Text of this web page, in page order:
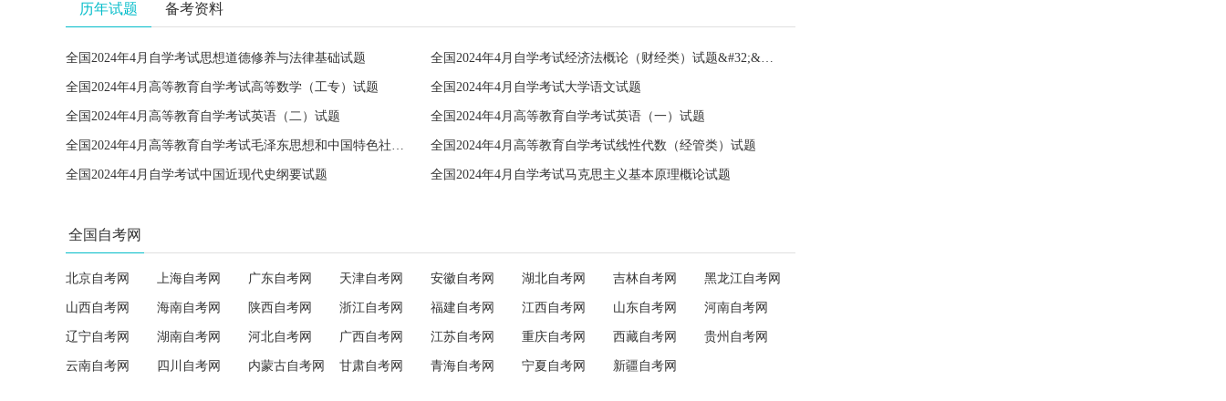
历年试题 备考资料
全国2024年4月自学考试思想道德修养与法律基础试题 全国2024年4月自学考试经济法概论（财经类）试题&#32;&#32;
全国2024年4月高等教育自学考试高等数学（工专）试题 全国2024年4月自学考试大学语文试题
全国2024年4月高等教育自学考试英语（二）试题 全国2024年4月高等教育自学考试英语（一）试题
全国2024年4月高等教育自学考试毛泽东思想和中国特色社会主义理论体系概论试题 全国2024年4月高等教育自学考试线性代数（经管类）试题
全国2024年4月自学考试中国近现代史纲要试题 全国2024年4月自学考试马克思主义基本原理概论试题
全国自考网
北京自考网 上海自考网 广东自考网 天津自考网 安徽自考网 湖北自考网 吉林自考网 黑龙江自考网
山西自考网 海南自考网 陕西自考网 浙江自考网 福建自考网 江西自考网 山东自考网 河南自考网
辽宁自考网 湖南自考网 河北自考网 广西自考网 江苏自考网 重庆自考网 西藏自考网 贵州自考网
云南自考网 四川自考网 内蒙古自考网 甘肃自考网 青海自考网 宁夏自考网 新疆自考网